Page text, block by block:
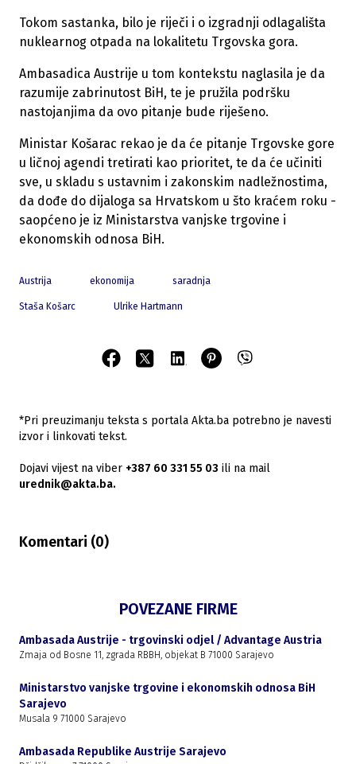
Tokom sastanka, bilo je riječi i o izgradnji odlagališta
nuklearnog otpada na lokalitetu Trgovska gora.
Ambasadica Austrije u tom kontekstu naglasila je da
razumije zabrinutost BiH, te je pružila podršku
nastojanjima da ovo pitanje bude riješeno.
Ministar Košarac rekao je da će pitanje Trgovske gore
u ličnoj agendi tretirati kao prioritet, te da će učiniti
sve, u skladu s ustavnim i zakonskim nadležnostima,
da dođe do dijaloga sa Hrvatskom u što kraćem roku -
saopćeno je iz Ministarstva vanjske trgovine i
ekonomskih odnosa BiH.
Austrija ekonomija saradnja
Staša Košarc Ulrike Hartmann
*Pri preuzimanju teksta s portala Akta.ba potrebno je navesti
izvor i linkovati tekst.
Dojavi vijest na viber +387 60 331 55 03 ili na mail
urednik@akta.ba.
Komentari (0)
POVEZANE FIRME
Ambasada Austrije - trgovinski odjel / Advantage Austria
Zmaja od Bosne 11, zgrada RBBH, objekat B 71000 Sarajevo
Ministarstvo vanjske trgovine i ekonomskih odnosa BiH
Sarajevo
Musala 9 71000 Sarajevo
Ambasada Republike Austrije Sarajevo